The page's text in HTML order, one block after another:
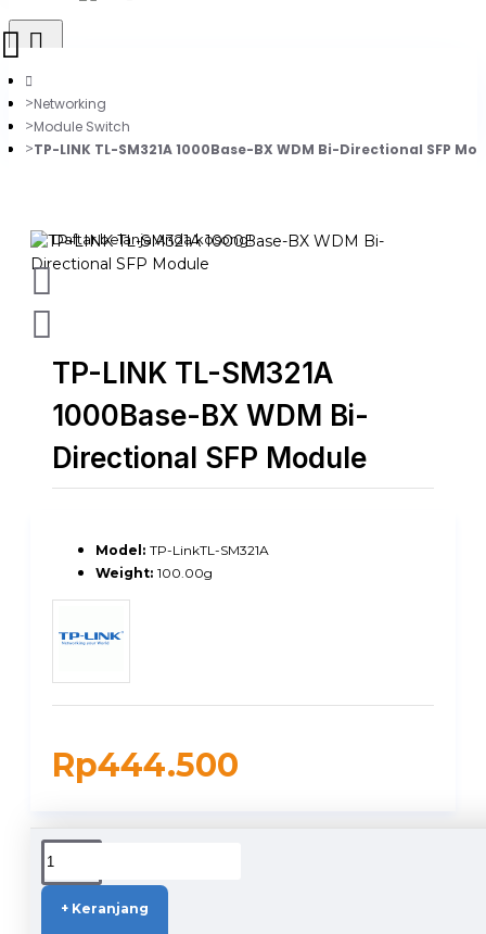
0
Daftar belanja Anda kosong!
Networking
Module Switch
TP-LINK TL-SM321A 1000Base-BX WDM Bi-Directional SFP
TP-LINK TL-SM321A
1000Base-BX WDM Bi-
Directional SFP Module
Rp444.500
Model: TP-LinkTL-SM321A
Weight: 100.00g
+ Keranjang
DUKUNGAN PENGIRIMAN